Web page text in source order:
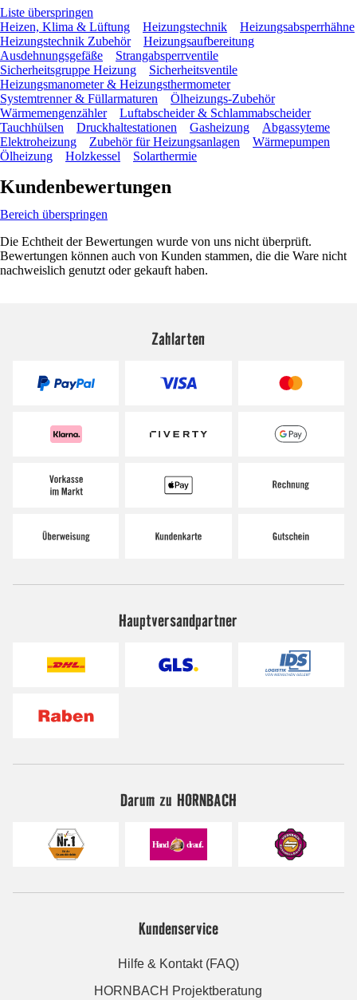
Liste überspringen
Heizen, Klima & Lüftung
Heizungstechnik
Heizungsabsperrhähne
Heizungstechnik Zubehör
Heizungsaufbereitung
Ausdehnungsgefäße
Strangabsperrventile
Sicherheitsgruppe Heizung
Sicherheitsventile
Heizungsmanometer & Heizungsthermometer
Systemtrenner & Füllarmaturen
Ölheizungs-Zubehör
Wärmemengenzähler
Luftabscheider & Schlammabscheider
Tauchhülsen
Druckhaltestationen Gasheizung
Abgassyteme
Elektroheizung
Zubehör für Heizungsanlagen
Wärmepumpen
Ölheizung
Holzkessel Solarthermie
Kundenbewertungen
Bereich überspringen
Die Echtheit der Bewertungen wurde von uns nicht überprüft.
Bewertungen können auch von Kunden stammen, die die Ware nicht
nachweislich genutzt oder gekauft haben.
Zahlarten
Hauptversandpartner
Darum zu HORNBACH
Kundenservice
Hilfe & Kontakt (FAQ)
HORNBACH Projektberatung